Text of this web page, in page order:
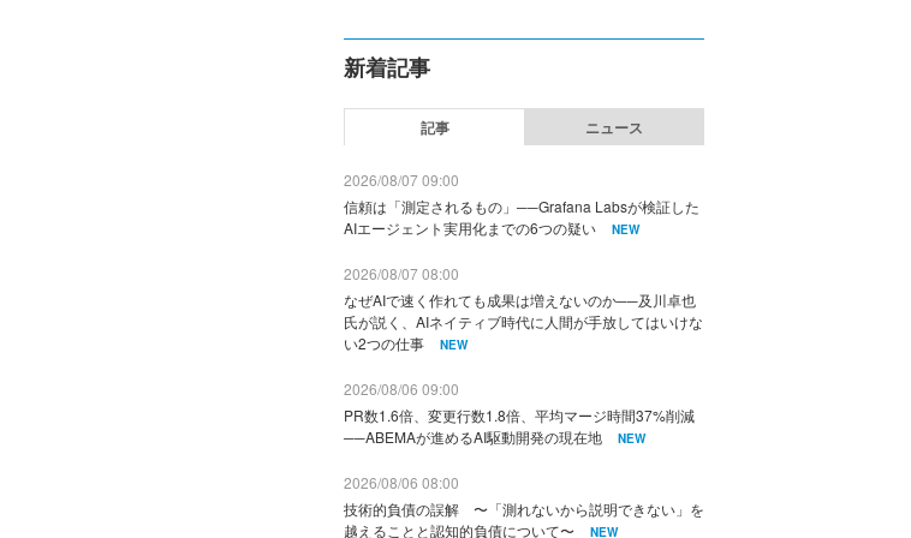
新着記事
記事 ニュース
2026/08/07 09:00
信頼は「測定されるもの」──Grafana Labsが検証した
AIエージェント実用化までの6つの疑い
NEW
2026/08/07 08:00
なぜAIで速く作れても成果は増えないのか──及川卓也
氏が説く、AIネイティブ時代に人間が手放してはいけな
い2つの仕事
NEW
2026/08/06 09:00
PR数1.6倍、変更行数1.8倍、平均マージ時間37%削減
──ABEMAが進めるAI駆動開発の現在地
NEW
2026/08/06 08:00
技術的負債の誤解 〜「測れないから説明できない」を
越えることと認知的負債について〜
NEW